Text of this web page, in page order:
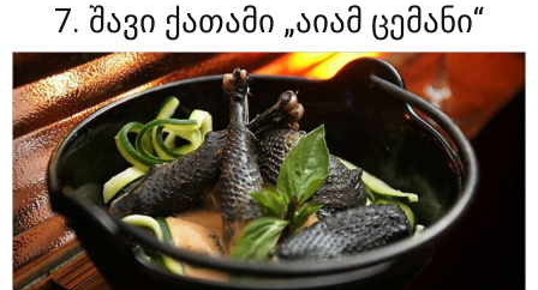
7. შავი ქათამი „აიამ ცემანი“